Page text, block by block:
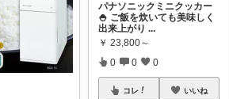
パナソニックミニクッカー
🍚 ご飯を炊いても美味しく
出来上がり ...
￥ 23,800～
0 0 0
コレ いいね